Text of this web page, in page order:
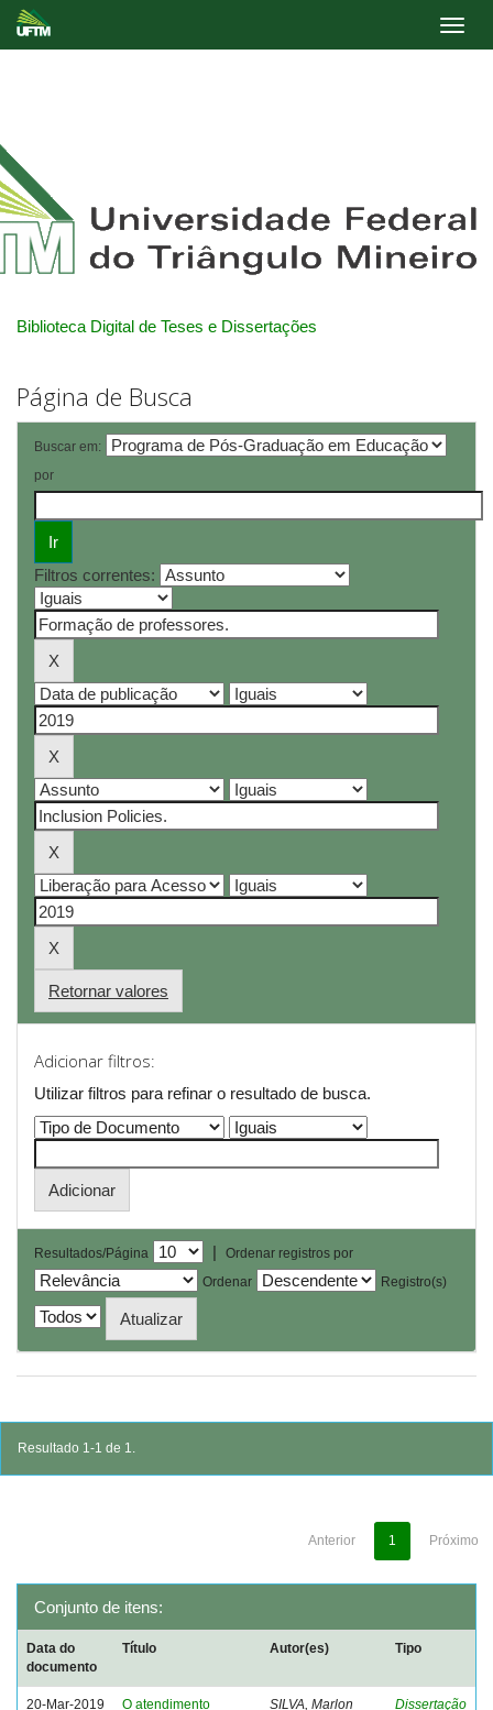
Biblioteca Digital de Teses e Dissertações
Página de Busca
Buscar em:
por
Filtros correntes:
Retornar valores
Adicionar filtros:
Utilizar filtros para refinar o resultado de busca.
Resultados/Página |
Ordenar registros por
Ordenar
Registro(s)
Resultado 1-1 de 1.
Anterior 1 Próximo
Conjunto de itens:
Data do
documento
Título Autor(es) Tipo
20-Mar-2019
O atendimento
SILVA, Marlon
Dissertação